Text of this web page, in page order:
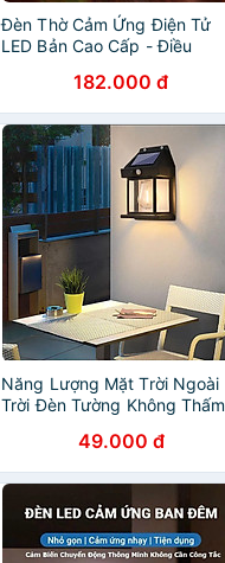
Đèn Thờ Cảm Ứng Điện Tử
LED Bản Cao Cấp - Điều
182.000 đ
Năng Lượng Mặt Trời Ngoài
Trời Đèn Tường Không Thấm
Đèn Gia Dụng Đèn LED Sân
Vườn Đèn Tường
49.000 đ